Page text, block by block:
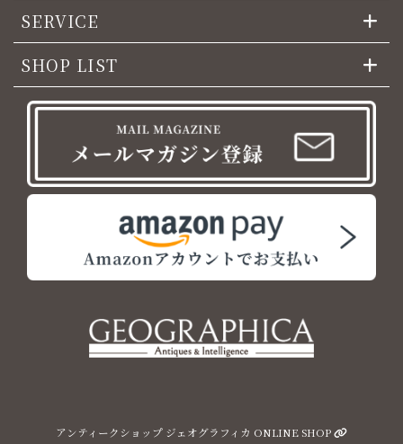
SERVICE
SHOP LIST
アンティークショップ ジェオグラフィカ ONLINE SHOP